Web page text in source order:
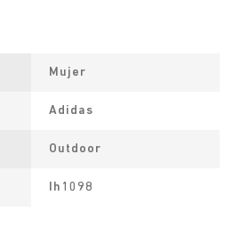
Mujer
Adidas
Outdoor
Ih1098